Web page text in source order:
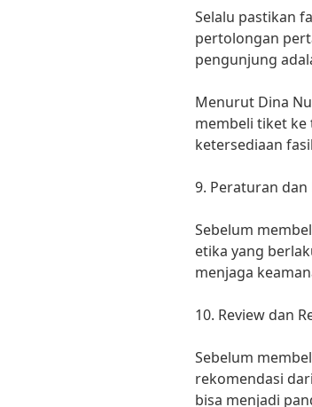
Selalu pastikan
pertolongan
pengunjung
Menurut Dina
membeli tiket
ketersediaan
9. Peraturan dan
Sebelum
etika yang
menjaga
10. Review dan
Sebelum
rekomendasi
bisa menjadi